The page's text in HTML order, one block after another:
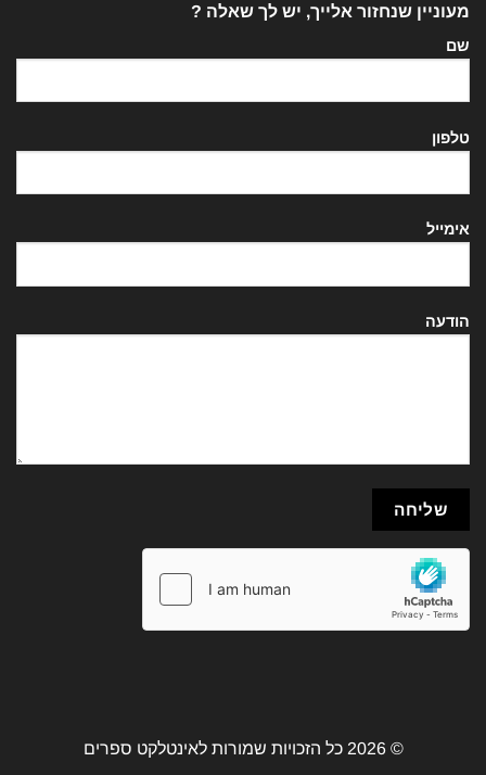
מעוניין שנחזור אלייך, יש לך שאלה ?
שם
טלפון
אימייל
הודעה
© 2026 כל הזכויות שמורות לאינטלקט ספרים